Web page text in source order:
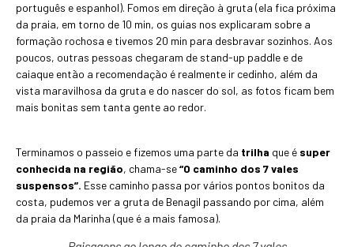
português e espanhol). Fomos em direção à gruta (ela fica próxima
da praia, em torno de 10 min, os guias nos explicaram sobre a
formação rochosa e tivemos 20 min para desbravar sozinhos. Aos
poucos, outras pessoas chegaram de stand-up paddle e de
caiaque então a recomendação é realmente ir cedinho, além da
vista maravilhosa da gruta e do nascer do sol, as fotos ficam bem
mais bonitas sem tanta gente ao redor.
Terminamos o passeio e fizemos uma parte da trilha que é super
conhecida na região, chama-se“O caminho dos 7 vales
suspensos”. Esse caminho passa por vários pontos bonitos da
costa, pudemos ver a gruta de Benagil passando por cima, além
da praia da Marinha (que é a mais famosa).